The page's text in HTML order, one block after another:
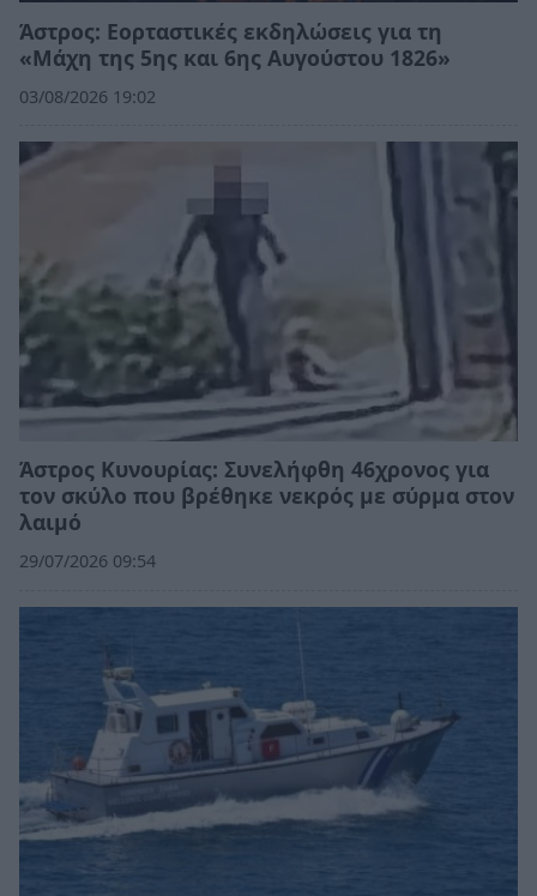
Άστρος: Εορταστικές εκδηλώσεις για τη
«Μάχη της 5ης και 6ης Αυγούστου 1826»
03/08/2026 19:02
Άστρος Κυνουρίας: Συνελήφθη 46χρονος για
τον σκύλο που βρέθηκε νεκρός με σύρμα στον
λαιμό
29/07/2026 09:54